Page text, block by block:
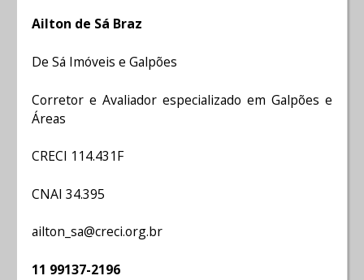
Ailton de Sá Braz
De Sá Imóveis e Galpões
Corretor e Avaliador especializado em Galpões e
Áreas
CRECI 114.431F
CNAI 34.395
ailton_sa@creci.org.br
11 99137-2196